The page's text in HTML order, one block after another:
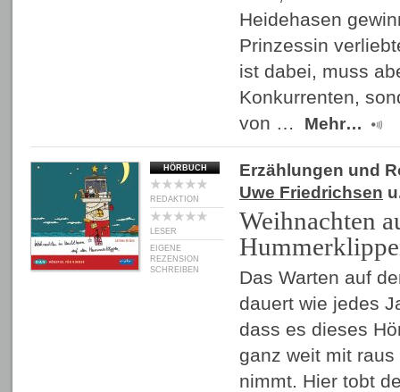
Heidehasen
Prinzessin
ist dabei, muss
Konkurrenten,
von …
Mehr…
HÖRBUCH
REDAKTION
LESER
EIGENE
REZENSION
SCHREIBEN
Erzählungen und
Uwe Friedrichsen
Weihnachten
Das Warten auf
dauert wie jedes
dass es dieses
ganz weit mit
nimmt. Hier tobt